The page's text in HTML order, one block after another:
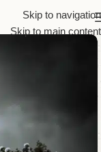
Skip to navigation
Skip to main content